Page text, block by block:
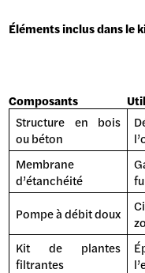
Éléments inclus dans le
Composants
Structure en bois
ou béton
Membrane
d’étanchéité
Pompe à débit doux
Kit de plantes
filtrantes